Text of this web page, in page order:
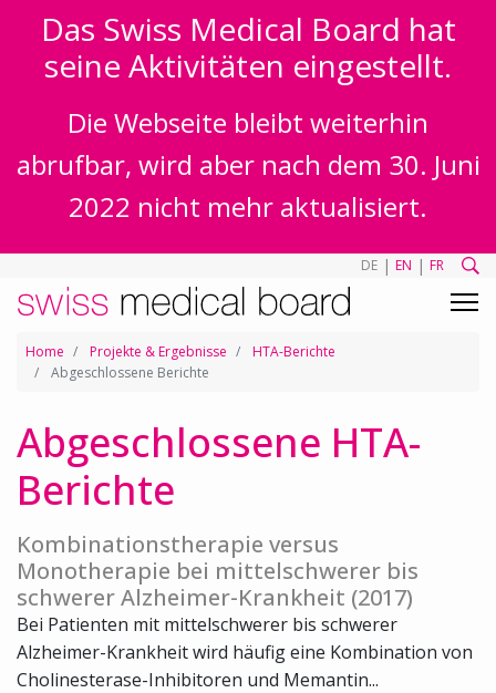
Das Swiss Medical Board hat
seine Aktivitäten eingestellt.
Die Webseite bleibt weiterhin
abrufbar, wird aber nach dem 30. Juni
2022 nicht mehr aktualisiert.
DE | EN | FR
Home Projekte & Ergebnisse
HTA-Berichte
Abgeschlossene Berichte
Abgeschlossene HTA-
Berichte
Kombinationstherapie versus
Monotherapie bei mittelschwerer bis
schwerer Alzheimer-Krankheit (2017)
Bei Patienten mit mittelschwerer bis schwerer
Alzheimer-Krankheit wird häufig eine Kombination von
Cholinesterase-Inhibitoren und Memantin...